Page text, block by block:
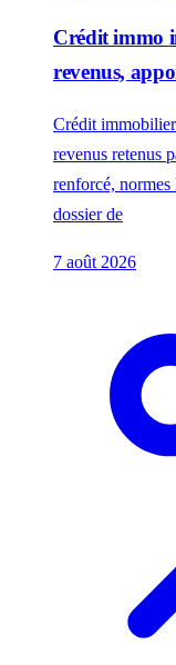
Crédit immo
revenus,
Crédit
revenus retenus
renforcé,
dossier de
7 août 2026